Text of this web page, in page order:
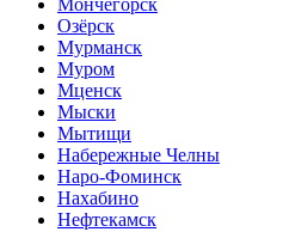
Озёрск
Мурманск
Муром
Мценск
Мыски
Мытищи
Набережные Челны
Наро-Фоминск
Нахабино
Нефтекамск